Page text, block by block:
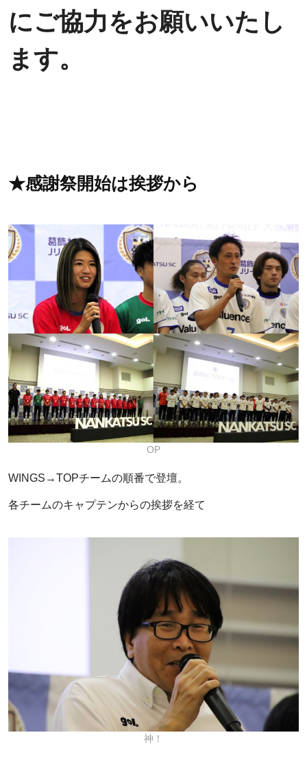
にご協力をお願いいたし
ます。
★感謝祭開始は挨拶から
OP
WINGS→TOPチームの順番で登壇。
各チームのキャプテンからの挨拶を経て
神！